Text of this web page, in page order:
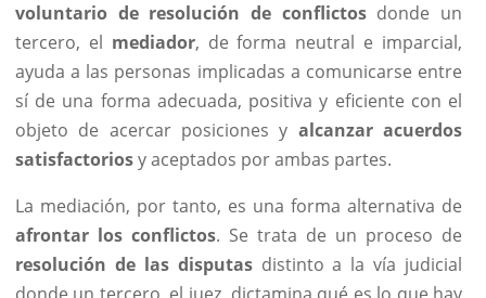
voluntario de resolución de conflictosdonde un
tercero, el mediador, de forma neutral e imparcial,
ayuda a las personas implicadas a comunicarse entre
sí de una forma adecuada, positiva y eficiente con el
objeto de acercar posiciones y alcanzar acuerdos
satisfactoriosy aceptados por ambas partes.
La mediación, por tanto, es una forma alternativa de
afrontar los conflictos. Se trata de un proceso de
resolución de las disputasdistinto a la vía judicial